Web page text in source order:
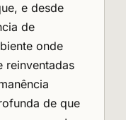
e desde
de
onde
reinventadas
de que